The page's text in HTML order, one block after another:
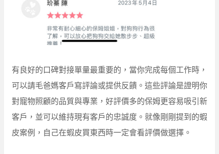
有良好的口碑對接單量最重要的，當你完成每個工作時，
可以請毛爸媽客戶寫評論或提供反饋。這些評論是證明你
對寵物照顧的品質與專業，好評價多的保姆更容易吸引新
客戶，並可以維持現有客戶的忠誠度。就像剛剛提到的蝦
皮案例，自己在蝦皮買東西時一定會看評價做選擇。